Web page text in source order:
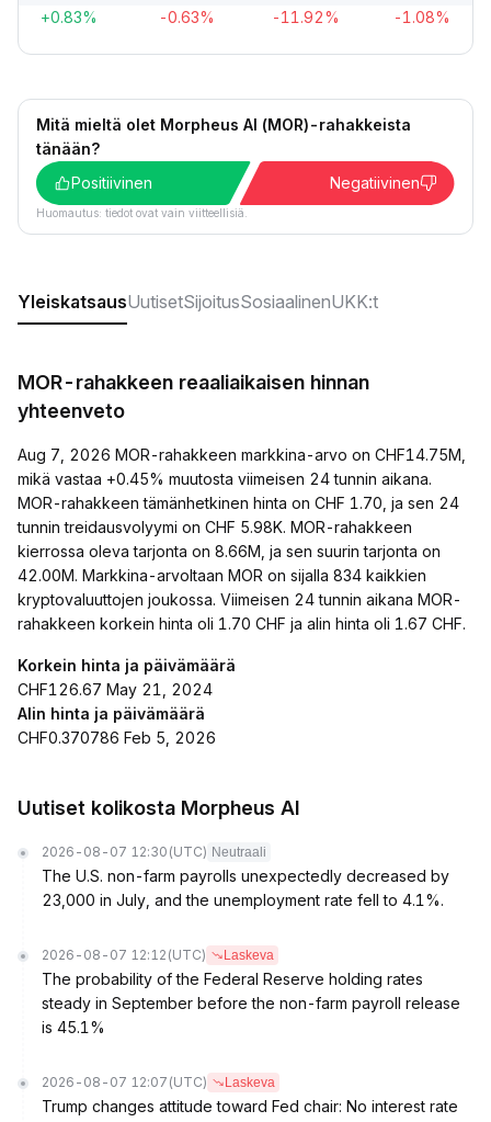
+0.83% -0.63% -11.92% -1.08%
Mitä mieltä olet Morpheus AI (MOR)-rahakkeista
tänään?
Positiivinen
Negatiivinen
Huomautus: tiedot ovat vain viitteellisiä.
YleiskatsausUutisetSijoitusSosiaalinenUKK:t
MOR-rahakkeen reaaliaikaisen hinnan
yhteenveto
Aug 7, 2026 MOR-rahakkeen markkina-arvo on CHF14.75M,
mikä vastaa +0.45% muutosta viimeisen 24 tunnin aikana.
MOR-rahakkeen tämänhetkinen hinta on CHF 1.70, ja sen 24
tunnin treidausvolyymi on CHF 5.98K. MOR-rahakkeen
kierrossa oleva tarjonta on 8.66M, ja sen suurin tarjonta on
42.00M. Markkina-arvoltaan MOR on sijalla 834 kaikkien
kryptovaluuttojen joukossa. Viimeisen 24 tunnin aikana MOR-
rahakkeen korkein hinta oli 1.70 CHF ja alin hinta oli 1.67 CHF.
Korkein hinta ja päivämäärä
CHF126.67 May 21, 2024
Alin hinta ja päivämäärä
CHF0.370786 Feb 5, 2026
Uutiset kolikosta Morpheus AI
2026-08-07 12:30 (UTC) Neutraali
The U.S. non-farm payrolls unexpectedly decreased by
23,000 in July, and the unemployment rate fell to 4.1%.
2026-08-07 12:12 (UTC) Laskeva
The probability of the Federal Reserve holding rates
steady in September before the non-farm payroll release
is 45.1%
2026-08-07 12:07 (UTC) Laskeva
Trump changes attitude toward Fed chair: No interest rate